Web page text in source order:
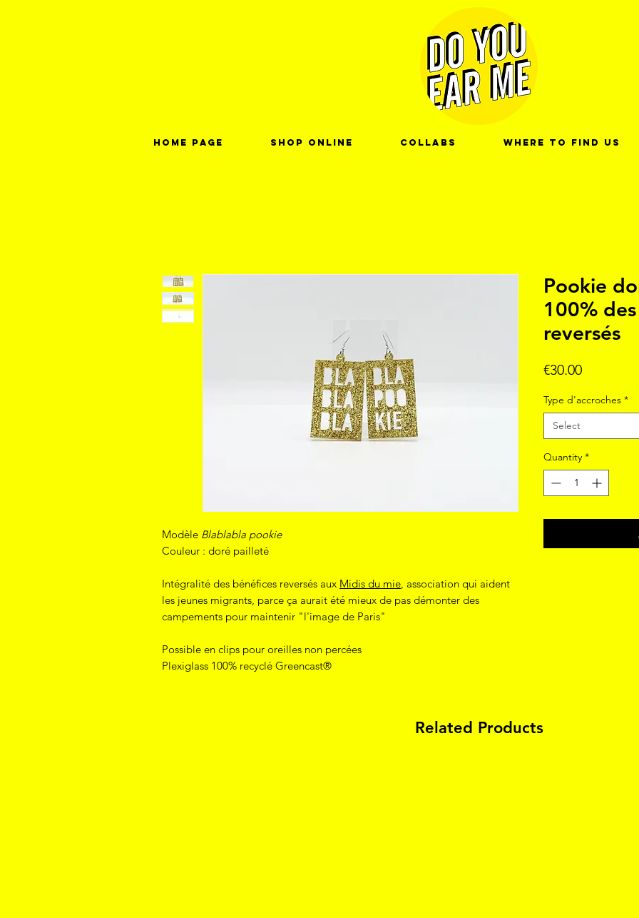
Home page Shop online Collabs Where to find us
Modèle Blablabla pookie
Couleur : doré pailleté
Intégralité des bénéfices reversés aux Midis du mie, association qui aident
les jeunes migrants, parce ça aurait été mieux de pas démonter des
campements pour maintenir "l'image de Paris"
Possible en clips pour oreilles non percées
Plexiglass 100% recyclé Greencast®
Pookie
100%
reversés
€30.00Price
Type d'accroches *
Select
Quantity *
Related Products